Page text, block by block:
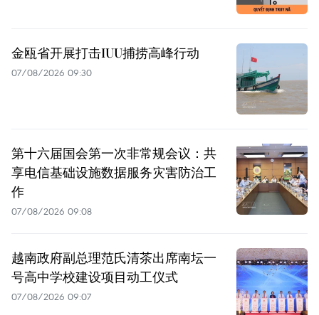
金瓯省开展打击IUU捕捞高峰行动
07/08/2026 09:30
第十六届国会第一次非常规会议：共
享电信基础设施数据服务灾害防治工
作
07/08/2026 09:08
越南政府副总理范氏清茶出席南坛一
号高中学校建设项目动工仪式
07/08/2026 09:07